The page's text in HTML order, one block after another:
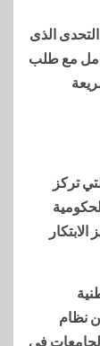
الذى
مع طلب
تركز
نظام
في